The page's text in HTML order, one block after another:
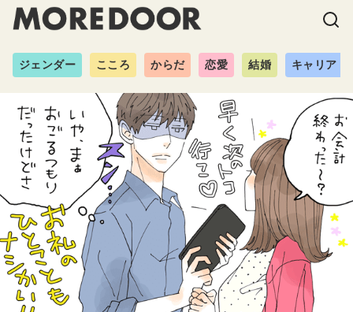
ジェンダー こころ からだ 恋愛 結婚 キャリア